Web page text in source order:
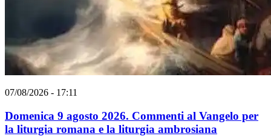
07/08/2026 - 17:11
Domenica 9 agosto 2026. Commenti al Vangelo per
la liturgia romana e la liturgia ambrosiana